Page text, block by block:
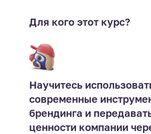
Для кого этот курс?
Научитесь
современные
брендинга и
ценности компании